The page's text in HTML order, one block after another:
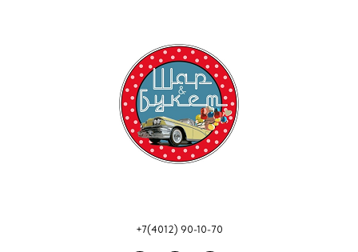
+7(4012) 90-10-70